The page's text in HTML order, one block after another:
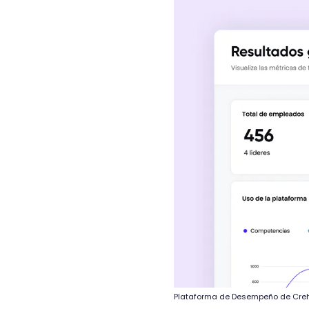
Plataforma de Desempeño de